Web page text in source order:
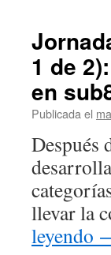
1 de
en
Publicada el
Después
llevar la
leyendo